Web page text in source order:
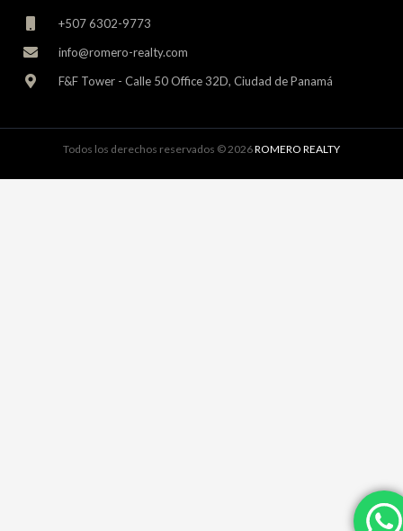
+507 6302-9773
info@romero-realty.com
F&F Tower - Calle 50 Office 32D, Ciudad de Panamá
Todos los derechos reservados © 2026ROMERO REALTY